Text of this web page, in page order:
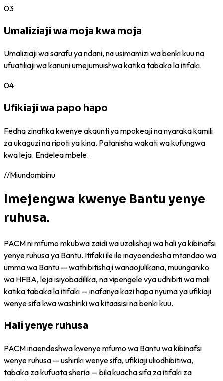
03
Umaliziaji wa moja kwa moja
Umaliziaji wa sarafu ya ndani, na usimamizi wa benki kuu na
ufuatiliaji wa kanuni umejumuishwa katika tabaka la itifaki.
04
Ufikiaji wa papo hapo
Fedha zinafika kwenye akaunti ya mpokeaji na nyaraka kamili
za ukaguzi na ripoti ya kina. Patanisha wakati wa kufungwa
kwa leja. Endelea mbele.
//Miundombinu
Imejengwa kwenye Bantu yenye
ruhusa.
PACM ni mfumo mkubwa zaidi wa uzalishaji wa hali ya kibinafsi
yenye ruhusa ya Bantu. Itifaki ile ile inayoendesha mtandao wa
umma wa Bantu — wathibitishaji wanaojulikana, muunganiko
wa HFBA, leja isiyobadilika, na vipengele vya udhibiti wa mali
katika tabaka la itifaki — inafanya kazi hapa nyuma ya ufikiaji
wenye sifa kwa washiriki wa kitaasisi na benki kuu.
Hali yenye ruhusa
PACM inaendeshwa kwenye mfumo wa Bantu wa kibinafsi
wenye ruhusa — ushiriki wenye sifa, ufikiaji uliodhibitiwa,
tabaka za kufuata sheria — bila kuacha sifa za itifaki za